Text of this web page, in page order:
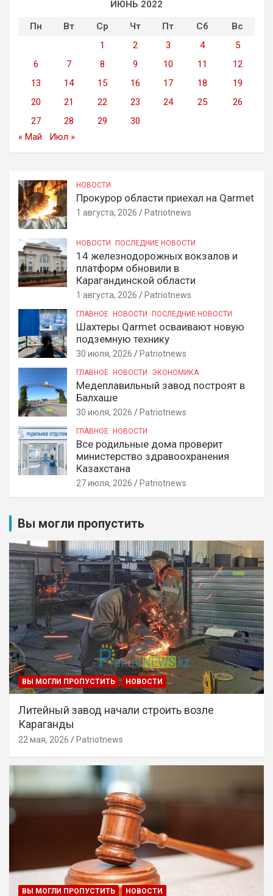
ИЮНЬ 2022
Пн
Вт Ср Чт Пт Сб
Вс
1
2 3 4
5
6
7 8 9 10 11
12
13
14 15 16 17 18
19
20
21 22 23 24 25
26
27
28 29
30
« Май
Июл »
НОВОСТИ
Прокурор области приехал на Qarmet
1 августа, 2026 Patriotnews
НОВОСТИ ПОСЛЕДНИЕ НОВОСТИ
14 железнодорожных вокзалов и
платформ обновили в
Карагандинской области
1 августа, 2026 Patriotnews
ГЛАВНОЕ НОВОСТИ ПОСЛЕДНИЕ НОВОСТИ
Шахтеры Qarmet осваивают новую
подземную технику
30 июля, 2026 Patriotnews
ГЛАВНОЕ НОВОСТИ ЭКОНОМИКА
Медеплавильный завод построят в
Балхаше
30 июля, 2026 Patriotnews
ГЛАВНОЕ НОВОСТИ
Все родильные дома проверит
министерство здравоохранения
Казахстана
27 июля, 2026 Patriotnews
Вы могли пропустить
ВЫ МОГЛИ ПРОПУСТИТЬ НОВОСТИ
Литейный завод начали строить возле
Караганды
22 мая, 2026 Patriotnews
ВЫ МОГЛИ ПРОПУСТИТЬ
НОВОСТИ